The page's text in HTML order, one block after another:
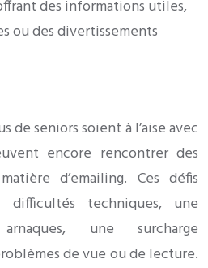
des informations utiles,
ou des divertissements
de seniors soient à l’aise avec
encore rencontrer des
d’emailing. Ces défis
techniques, une
une surcharge
de vue ou de lecture.